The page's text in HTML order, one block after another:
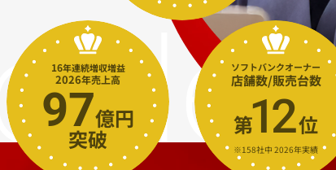
16年連続増収増益
2026年売上高
97⁩億円
突破
ソフトバンクオーナー
店舗数/販売台数
第12⁩位
※158社中 2026年実績